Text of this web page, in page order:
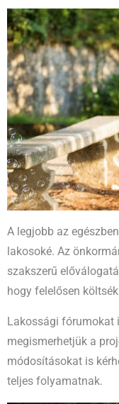
A legjobb az
lakosoké. Az
szakszerű
hogy felelősen
Lakossági fórumokat
megismerhetjük a
módosításokat is
teljes folyamatnak.